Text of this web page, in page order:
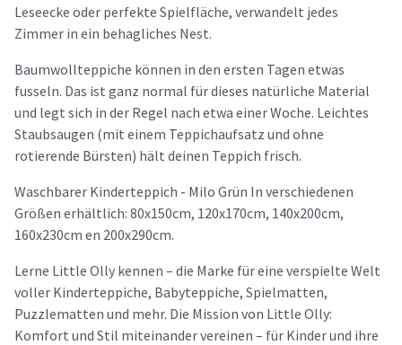
Leseecke oder perfekte Spielfläche, verwandelt jedes
Zimmer in ein behagliches Nest.
Baumwollteppiche können in den ersten Tagen etwas
fusseln. Das ist ganz normal für dieses natürliche Material
und legt sich in der Regel nach etwa einer Woche. Leichtes
Staubsaugen (mit einem Teppichaufsatz und ohne
rotierende Bürsten) hält deinen Teppich frisch.
Waschbarer Kinderteppich - Milo Grün In verschiedenen
Größen erhältlich: 80x150cm, 120x170cm, 140x200cm,
160x230cm en 200x290cm.
Lerne Little Olly kennen – die Marke für eine verspielte Welt
voller Kinderteppiche, Babyteppiche, Spielmatten,
Puzzlematten und mehr. Die Mission von Little Olly:
Komfort und Stil miteinander vereinen – für Kinder und ihre